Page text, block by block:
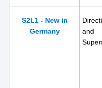
S2L1 - New in
Germany
and